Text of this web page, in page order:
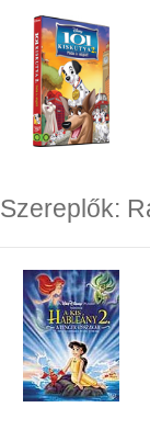
Szereplők: